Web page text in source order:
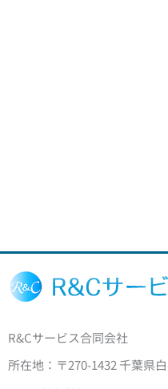
R&Cサービス合同会社
所在地：〒270-1432 千葉県